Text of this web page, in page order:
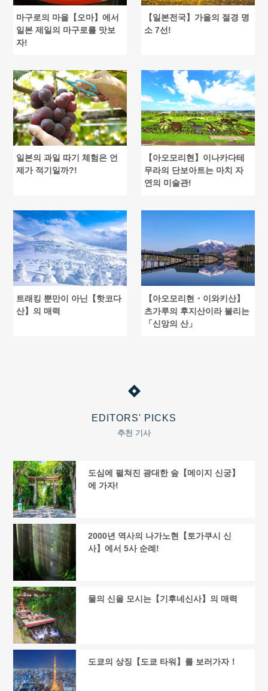
마구로의 마을【오마】에서
일본 제일의 마구로를 맛보
자!
【일본전국】가을의 절경 명
소 7선!
일본의 과일 따기 체험은 언
제가 적기일까?!
【아오모리현】이나카다테
무라의 단보아트는 마치 자
연의 미술관!
트래킹 뿐만이 아닌【핫코다
산】의 매력
【아오모리현・이와키산】
츠가루의 후지산이라 불리는
「신앙의 산」
EDITORS' PICKS
추천 기사
도심에 펼쳐진 광대한 숲【메이지 신궁】
에 가자!
2000년 역사의 나가노현【토가쿠시 신
사】에서 5사 순례!
물의 신을 모시는【기후네신사】의 매력
도쿄의 상징【도쿄 타워】를 보러가자！